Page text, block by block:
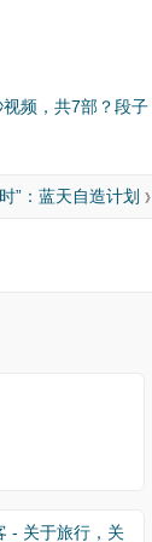
视频，共7部？段子
”：蓝天自造计划 》
- 关于旅行，关